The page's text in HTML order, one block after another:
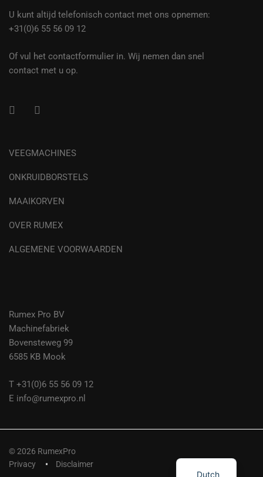
U kunt altijd telefonisch contact met ons opnemen:
+31(0)6 55 56 09 12
Of vul het contactformulier in. Wij nemen dan snel
contact met u op.
VEEGMACHINES
ONKRUIDBORSTELS
MAAIKORVEN
OVER RUMEX
ALGEMENE VOORWAARDEN
Rumex Pro BV
Machinefabriek
Bovensteweg 99
6585 KB Mook
T +31(0)6 55 56 09 12
E info@rumexpro.nl
© 2026 RumexPro
Privacy
Disclaimer
Dutch